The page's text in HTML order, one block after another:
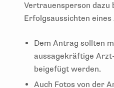
Vertrauensperson dazu
Erfolgsaussichten
Dem Antrag sollten
aussagekräftige
beigefügt werden.
Auch Fotos von der